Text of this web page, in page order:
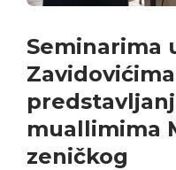
Seminarima
muallimima
zeničkog